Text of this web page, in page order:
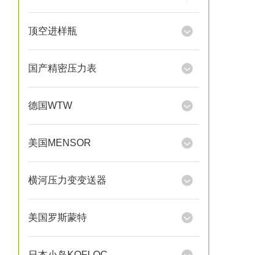
顶空进样瓶
国产精密压力表
德国WTW
美国MENSOR
横河压力变变送器
美国罗斯蒙特